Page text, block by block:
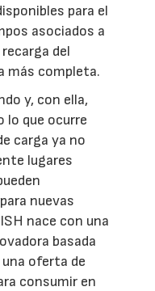
para el
asociados a
del
más completa.
y, con ella,
lo que ocurre
carga ya no
lugares
nuevas
nace con una
basada
una oferta de
consumir en